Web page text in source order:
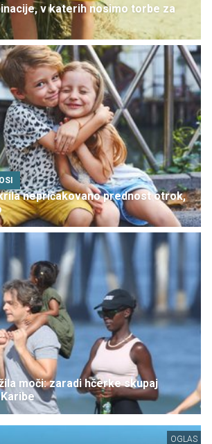
v katerih nosimo torbe za
nepričakovano prednost otrok,
moči: zaradi hčerke skupaj
OGLAS